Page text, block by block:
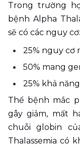
Trong trường
bệnh Alpha
sẽ có các nguy cơ:
25% nguy cơ
50% mang
25% khả
Thể bệnh mắc
gây giảm, mất
chuỗi globin
Thalassemia có